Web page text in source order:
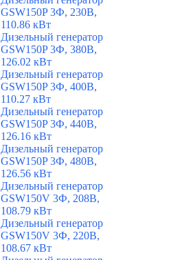
GSW150P 3Ф, 230В,
110.86 кВт
Дизельный генератор
GSW150P 3Ф, 380В,
126.02 кВт
Дизельный генератор
GSW150P 3Ф, 400В,
110.27 кВт
Дизельный генератор
GSW150P 3Ф, 440В,
126.16 кВт
Дизельный генератор
GSW150P 3Ф, 480В,
126.56 кВт
Дизельный генератор
GSW150V 3Ф, 208В,
108.79 кВт
Дизельный генератор
GSW150V 3Ф, 220В,
108.67 кВт